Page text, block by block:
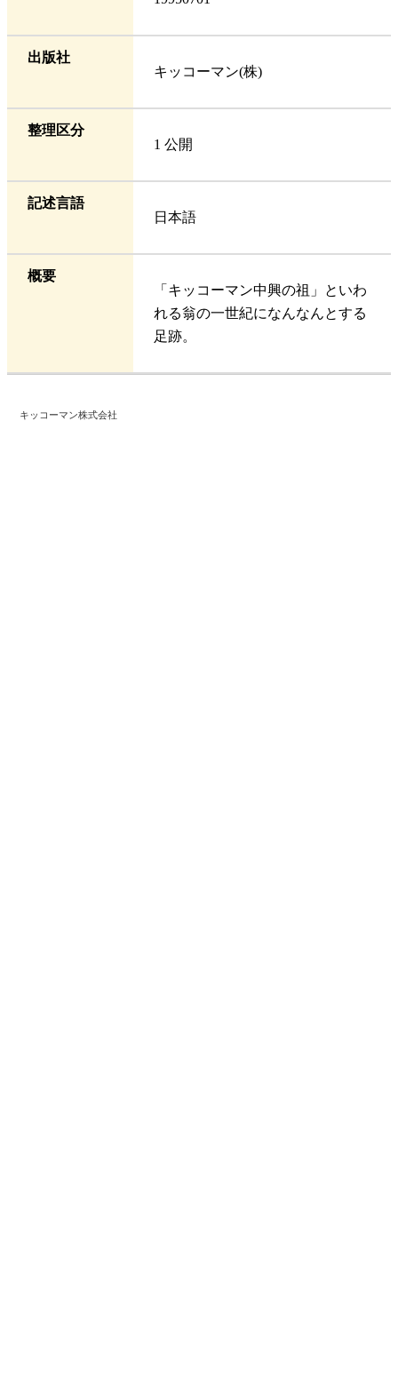
出版社
キッコーマン(株)
整理区分
1 公開
記述言語
日本語
概要
「キッコーマン中興の祖」といわ
れる翁の一世紀になんなんとする
足跡。
キッコーマン株式会社